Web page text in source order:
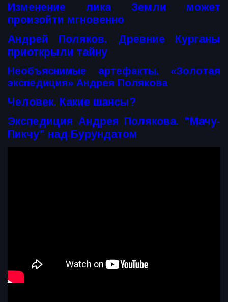
Изменение лика Земли может
произойти мгновенно
Андрей Поляков. Древние Курганы
приоткрыли тайну
Необъяснимые артефакты. «Золотая
экспедиция» Андрея Полякова
Человек. Какие шансы?
Экспедиция Андрея Полякова. "Мачу-
Пикчу" над Бурундатом